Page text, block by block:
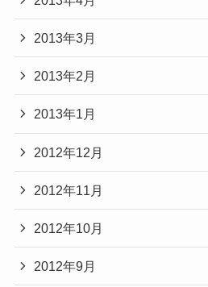
2013年3月
2013年2月
2013年1月
2012年12月
2012年11月
2012年10月
2012年9月